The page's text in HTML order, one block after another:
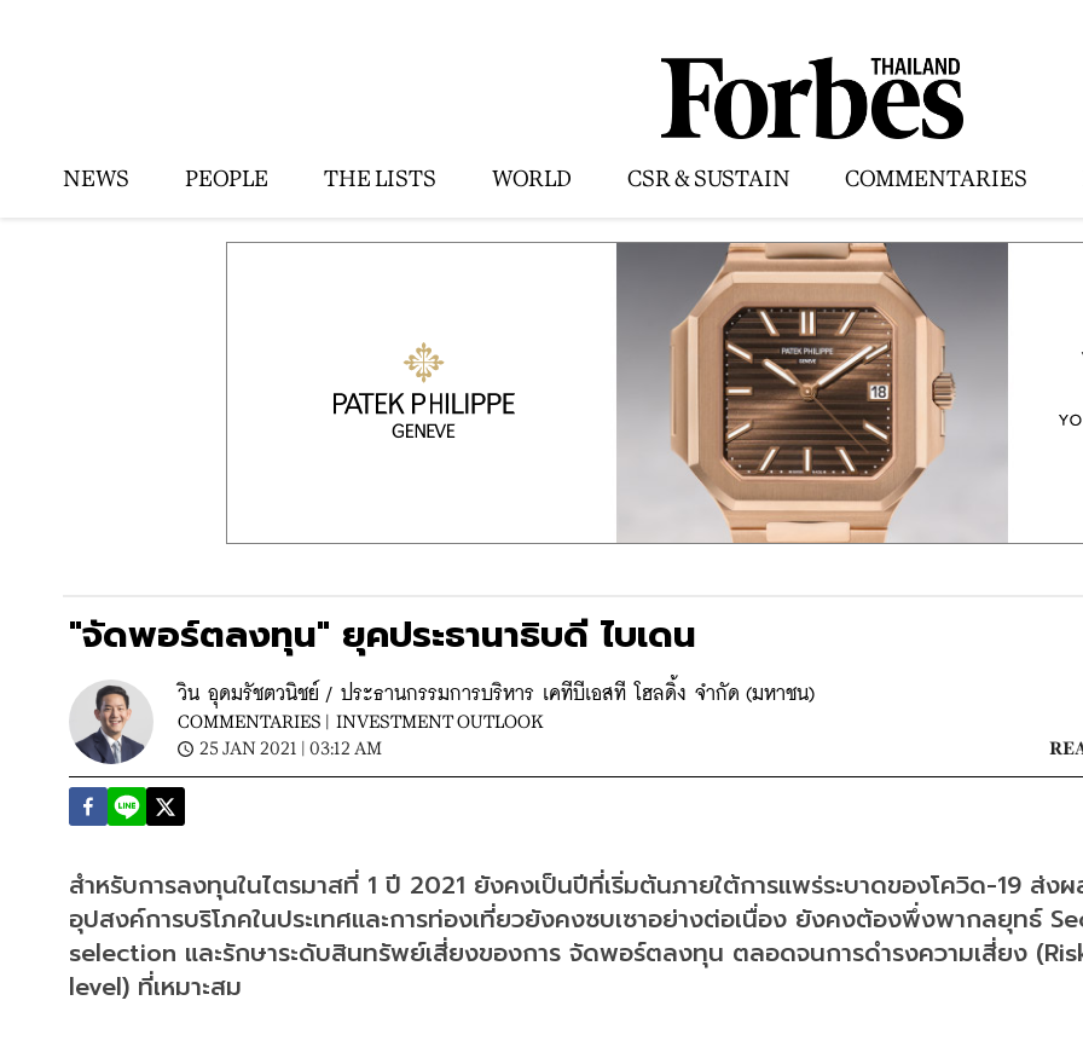
NEWS PEOPLE THE LISTS WORLD CSR & SUSTAIN COMMENTARIES
"จัดพอร์ตลงทุน" ยุคประธานาธิบดี ไบเดน
วิน อุดมรัชตวนิชย์ / ประธานกรรมการบริหาร เคทีบีเอสที โฮลดิ้ง จำกัด (มหาชน)
COMMENTARIES | INVESTMENT OUTLOOK
25 JAN 2021 | 03:12 AM
สำหรับการลงทุนในไตรมาสที่ 1 ปี 2021 ยังคงเป็นปีที่เริ่มต้นภายใต้การแพร่ระบาดของโควิด-19 ส่งผ
อุปสงค์การบริโภคในประเทศและการท่องเที่ยวยังคงซบเซาอย่างต่อเนื่อง ยังคงต้องพึ่งพากลยุทธ์
selection และรักษาระดับสินทรัพย์เสี่ยงของการ จัดพอร์ตลงทุน ตลอดจนการดำรงความเสี่ยง
level) ที่เหมาะสม